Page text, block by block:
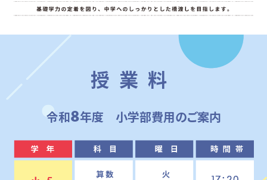
授業料
令和8年度 小学部費用のご案内